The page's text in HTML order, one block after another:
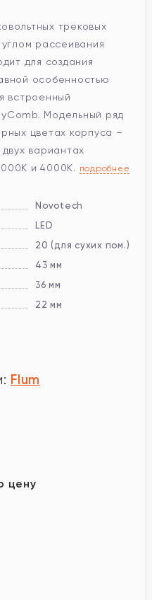
трековых
углом рассеивания
для создания
особенностью
встроенный
Модельный ряд
цветах корпуса –
вариантах
и 4000K. подробнее
Novotech
LED
20 (для сухих пом.)
43 мм
36 мм
22 мм
Flum
цену